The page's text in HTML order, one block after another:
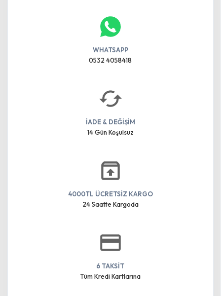
WHATSAPP
0532 4058418
İADE & DEĞİŞİM
14 Gün Koşulsuz
4000TL ÜCRETSİZ KARGO
24 Saatte Kargoda
6 TAKSİT
Tüm Kredi Kartlarına